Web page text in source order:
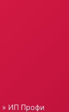
» ИП Профи